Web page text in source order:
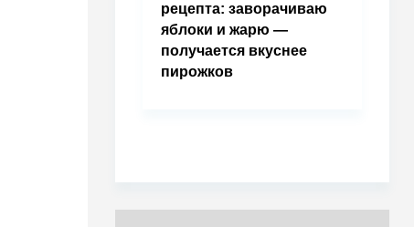
рецепта: заворачиваю
яблоки и жарю —
получается вкуснее
пирожков